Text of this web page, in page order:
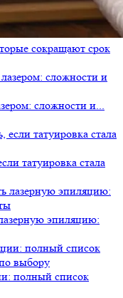
сокращают срок
сложности и...
татуировка стала
эпиляцию:
полный список